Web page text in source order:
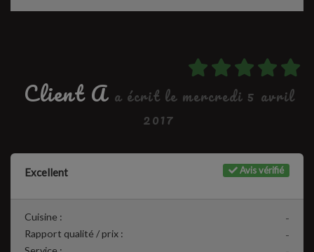
Client A a écrit le mercredi 5 avril
2017
Avis vérifié
Excellent
-
Cuisine :
-
Rapport qualité / prix :